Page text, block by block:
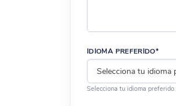
IDIOMA PREFERIDO*
Selecciona tu idioma preferido.